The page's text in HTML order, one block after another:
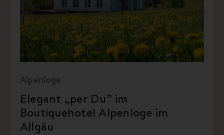
Alpenloge
Elegant „per Du” im
Boutiquehotel Alpenloge im
Allgäu